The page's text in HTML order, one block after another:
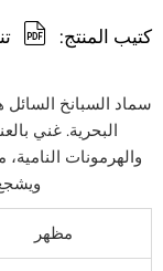
كتيب المنتج:
سماد السبانخ
البحرية. غني
والهرمونات
مظهر